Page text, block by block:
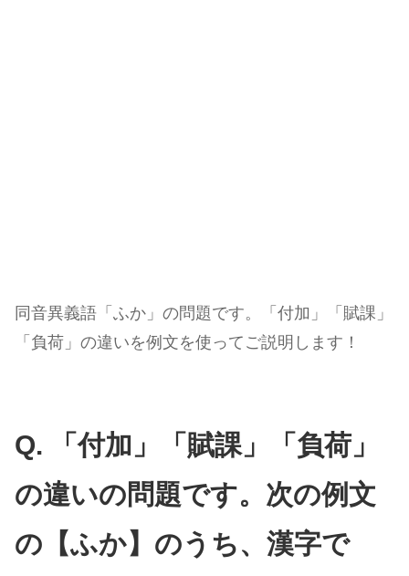
同音異義語「ふか」の問題です。「付加」「賦課」
「負荷」の違いを例文を使ってご説明します！
Q. 「付加」「賦課」「負荷」
の違いの問題です。次の例文
の【ふか】のうち、漢字で